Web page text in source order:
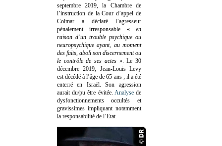
septembre 2019, la Chambre de
l’instruction de la Cour d’appel de
Colmar a déclaré l’agresseur
pénalement irresponsable «en
raison d’un trouble psychique ou
neuropsychique ayant, au moment
des faits, aboli son discernement ou
le contrôle de ses actes». Le 30
décembre 2019, Jean-Louis Levy
est décédé à l’âge de 65 ans ; il a été
enterré en Israël. Son agression
aurait du/pu être évitée. Analysede
dysfonctionnements occultés et
gravissimes impliquant notamment
la responsabilité de l’Etat.